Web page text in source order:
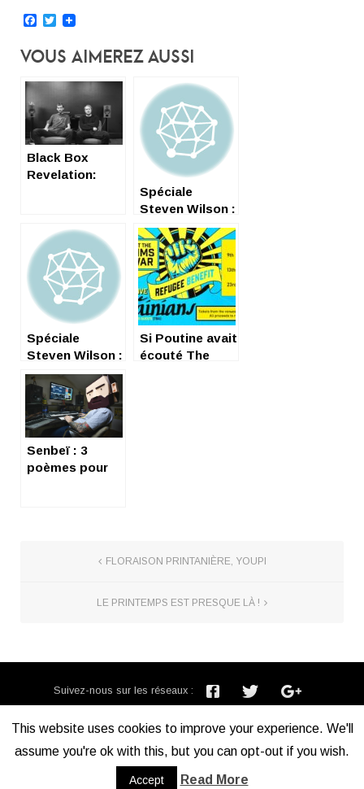
Facebook
Twitter
Vous Aimerez Aussi
Black Box
Revelation:
Maserati
Khamsin
d’occase…
Spéciale
Steven Wilson :
Adoration
Spéciale
Steven Wilson :
Coup de cœur
Si Poutine avait
écouté The
Senbeï : 3
poèmes pour
FLORAISON PRINTANIÈRE, YOUPI
LE PRINTEMPS EST PRESQUE LÀ !
Suivez-nous sur les réseaux :
Mentions légales
This website uses cookies to improve your experience. We'll
assume you're ok with this, but you can opt-out if you wish.
Accept Read More